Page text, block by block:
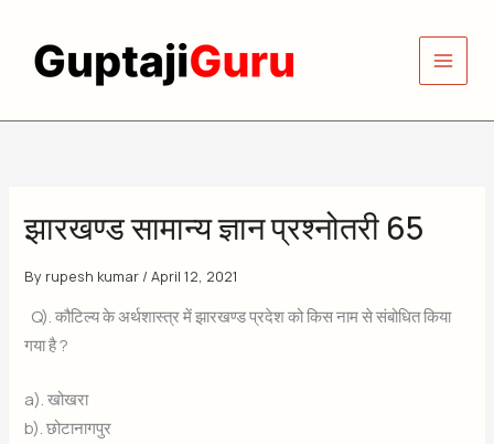
content
झारखण्ड सामान्य ज्ञान प्रश्नोतरी 65
By rupesh kumar /April 12, 2021
Q). कौटिल्य के अर्थशास्त्र में झारखण्ड प्रदेश को किस नाम से संबोधित किया
गया है ?
a). खोखरा
b). छोटानागपुर